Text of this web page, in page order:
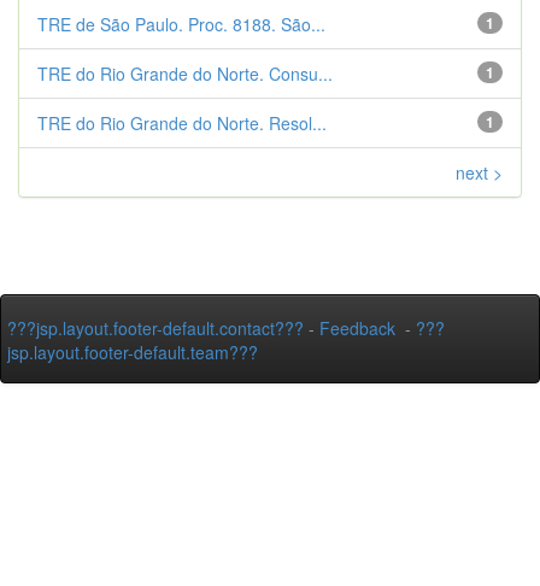
1
TRE de São Paulo. Proc. 8188. São...
1
TRE do Rio Grande do Norte. Consu...
1
TRE do Rio Grande do Norte. Resol...
next >
???jsp.layout.footer-default.contact??? - Feedback - ???
jsp.layout.footer-default.team???